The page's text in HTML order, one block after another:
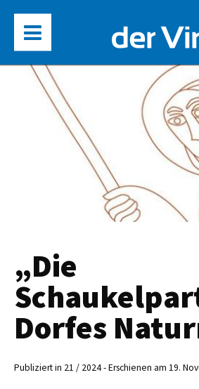
„Die
Dorfes
Publiziert in 21 / 2024 - Erschienen am 19.